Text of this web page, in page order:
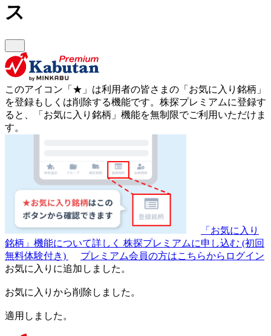
ス
このアイコン 「★」 は利用者の皆さまの 「お気に入り銘柄」
を登録もしくは削除する機能です。 株探プレミアムに登録す
ると、「お気に入り銘柄」機能を無制限でご利用いただけま
す。
「お気に入り
銘柄」機能について詳しく 株探プレミアムに申し込む (初回
無料体験付き)
プレミアム会員の方はこちらからログイン
お気に入りに追加しました。
お気に入りから削除しました。
適用しました。